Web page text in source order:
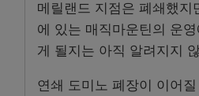
메릴랜드 지점은 폐쇄했지
에 있는 매직마운틴의 운
게 될지는 아직 알려지지
연쇄 도미노 폐장이 이어